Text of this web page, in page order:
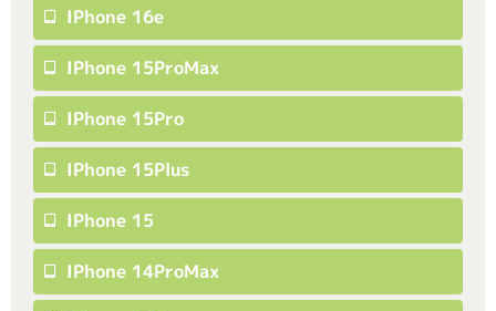
IPhone 16e
IPhone 15ProMax
IPhone 15Pro
IPhone 15Plus
IPhone 15
IPhone 14ProMax